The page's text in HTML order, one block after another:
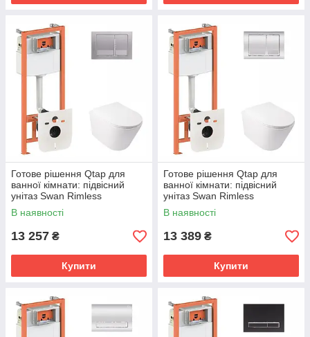
Готове рішення Qtap для
ванної кімнати: підвісний
унітаз Swan Rimless
520х360х320 + комплект
інсталяції Nest 4 в 1
В наявності
13 257 ₴
Купити
Готове рішення Qtap для
ванної кімнати: підвісний
унітаз Swan Rimless
520х360х320 + комплект
інсталяції Nest 4 в 1
В наявності
13 389 ₴
Купити